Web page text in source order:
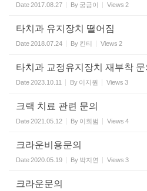
Date2017.08.27 By 궁금이 Views 2
타치과 유지장치 떨어짐
Date2018.07.24 By 킨티 Views 2
타치과 교정유지장치 재부착
Date2023.10.11 By 이지원 Views 3
크랙 치료 관련 문의
Date2021.05.12 By 이희범 Views 4
크라운비용문의
Date2020.05.19 By 박지연 Views 3
크라운문의